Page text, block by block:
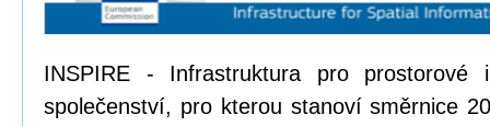
INSPIRE - Infrastruktura pro prostorové
společenství, pro kterou stanoví směrnice